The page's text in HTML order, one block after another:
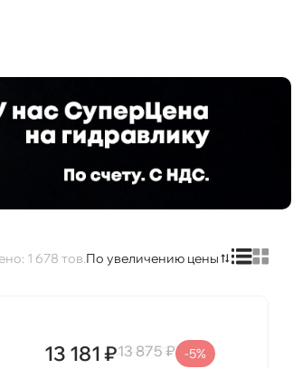
1 678 По увеличению цены
13 181 ₽13 875 ₽ -5%